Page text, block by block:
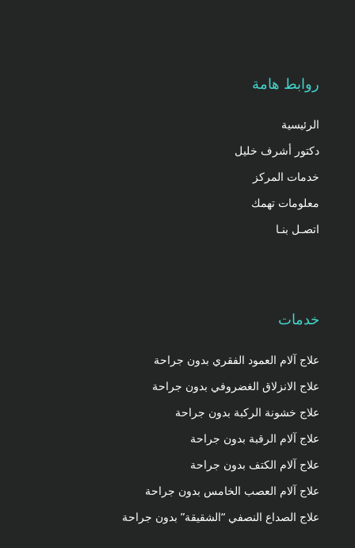
روابط هامة
الرئيسية
دكتور أشرف خليل
خدمات المركز
معلومات تهمك
اتصـل بنـا
خدمات
علاج آلام العمود الفقري بدون جراحة
علاج الانزلاق الغضروفي بدون جراحة
علاج خشونة الركبة بدون جراحة
علاج آلام الرقبة بدون جراحة
علاج آلام الكتف بدون جراحة
علاج آلام العصب الخامس بدون جراحة
علاج الصداع النصفي “الشقيقة” بدون جراحة